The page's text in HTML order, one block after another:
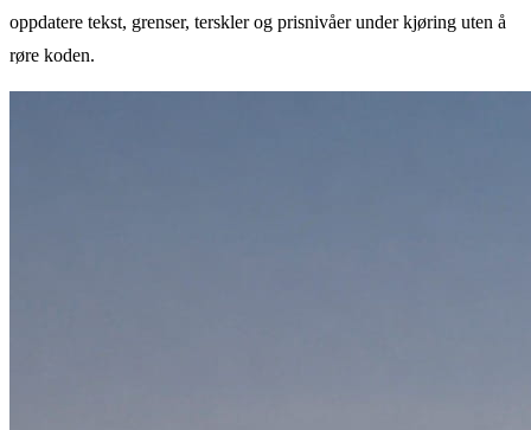
oppdatere tekst, grenser, terskler og prisnivåer under kjøring uten å
røre koden.